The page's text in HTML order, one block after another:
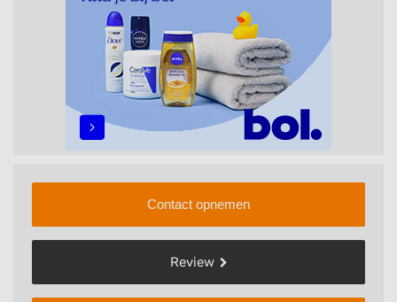
Contact opnemen
Review